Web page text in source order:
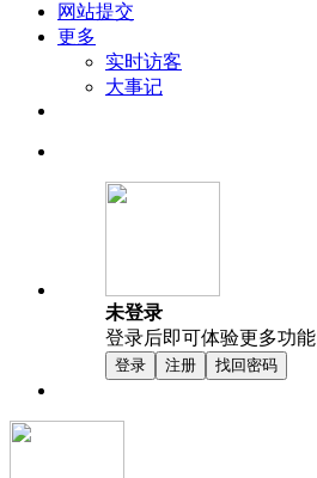
网站提交
更多
实时访客
大事记
未登录
登录后即可体验更多功能
登录 注册 找回密码